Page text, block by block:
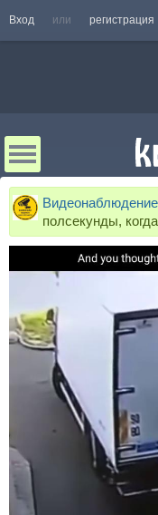
Вход или регистрация
полсекунды,